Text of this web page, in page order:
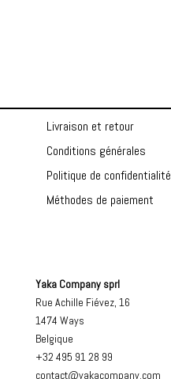
Livraison et retour
Conditions générales
Politique de confidentialité
Méthodes de paiement
Yaka Company sprl
Rue Achille Fiévez, 16
1474 Ways
Belgique
+32 495 91 28 99
contact@yakacompany.com